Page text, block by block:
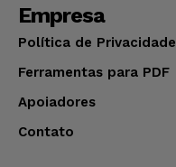
Empresa
Política de Privacidade
Ferramentas para PDF
Apoiadores
Contato